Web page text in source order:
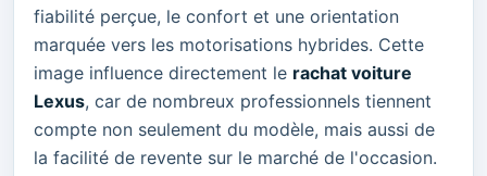
fiabilité perçue, le confort et une orientation
marquée vers les motorisations hybrides. Cette
image influence directement le rachat voiture
Lexus, car de nombreux professionnels tiennent
compte non seulement du modèle, mais aussi de
la facilité de revente sur le marché de l'occasion.